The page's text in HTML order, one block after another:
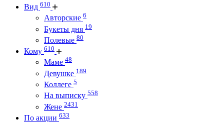
Вид 610
Авторские 6
Букеты дня 19
Полевые 80
Кому 610
Маме 48
Девушке 189
Коллеге 5
На выписку 558
Жене 2431
По акции 633